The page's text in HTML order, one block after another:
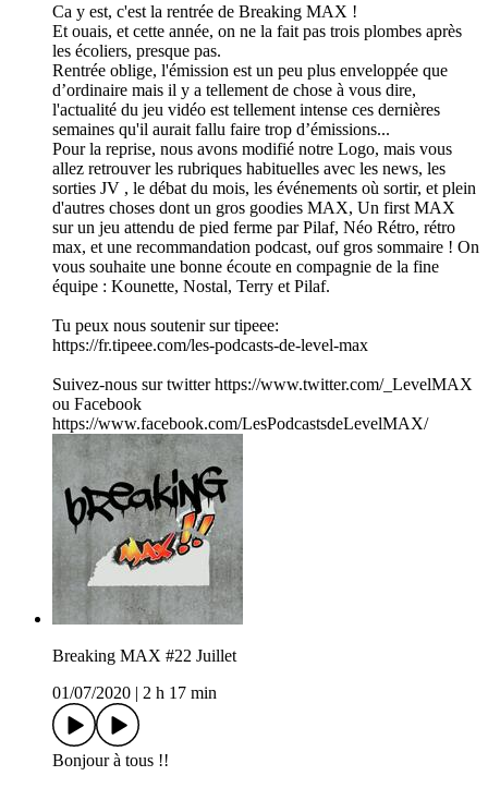
Ca y est, c'est la rentrée de Breaking MAX !
Et ouais, et cette année, on ne la fait pas trois plombes après
les écoliers, presque pas.
Rentrée oblige, l'émission est un peu plus enveloppée que
d’ordinaire mais il y a tellement de chose à vous dire,
l'actualité du jeu vidéo est tellement intense ces dernières
semaines qu'il aurait fallu faire trop d’émissions...
Pour la reprise, nous avons modifié notre Logo, mais vous
allez retrouver les rubriques habituelles avec les news, les
sorties JV , le débat du mois, les événements où sortir, et plein
d'autres choses dont un gros goodies MAX, Un first MAX
sur un jeu attendu de pied ferme par Pilaf, Néo Rétro, rétro
max, et une recommandation podcast, ouf gros sommaire ! On
vous souhaite une bonne écoute en compagnie de la fine
équipe : Kounette, Nostal, Terry et Pilaf.
Tu peux nous soutenir sur tipeee:
https://fr.tipeee.com/les-podcasts-de-level-max
Suivez-nous sur twitter https://www.twitter.com/_LevelMAX
ou Facebook
https://www.facebook.com/LesPodcastsdeLevelMAX/
Breaking MAX #22 Juillet
01/07/2020 | 2 h 17 min
Bonjour à tous !!